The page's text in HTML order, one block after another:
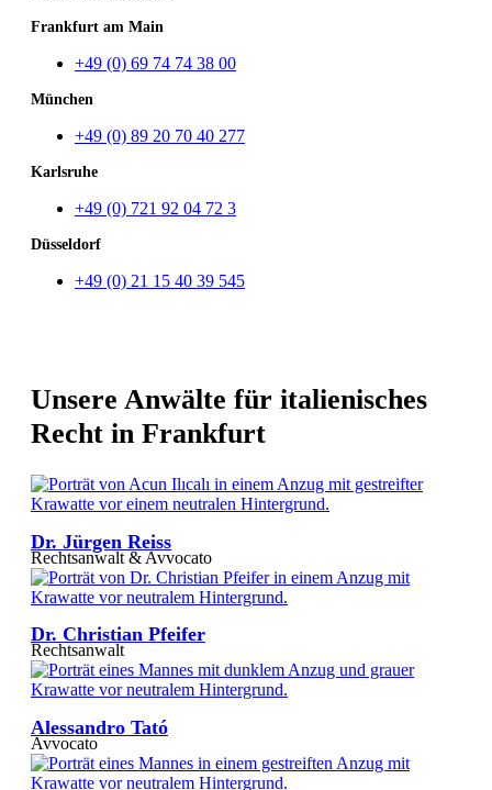
Frankfurt am Main
+49 (0) 69 74 74 38 00
München
+49 (0) 89 20 70 40 277
Karlsruhe
+49 (0) 721 92 04 72 3
Düsseldorf
+49 (0) 21 15 40 39 545
Unsere Anwälte für italienisches
Recht in Frankfurt
Dr. Jürgen Reiss
Rechtsanwalt & Avvocato
Dr. Christian Pfeifer
Rechtsanwalt
Alessandro Tató
Avvocato